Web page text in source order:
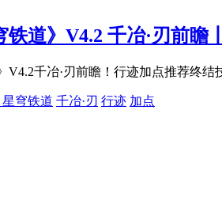
铁道》V4.2 千冶·刃前
V4.2千冶·刃前瞻！行迹加点推荐终
星穹铁道 千冶·刃 行迹 加点